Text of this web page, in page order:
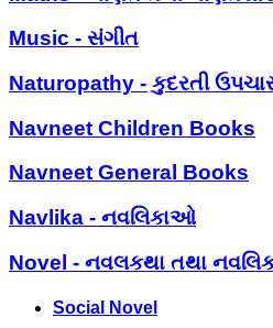
Music - સંગીત
Naturopathy - કુદરતી
Navneet Children Books
Navneet General Books
Navlika - નવલિકાઓ
Novel - નવલકથા તથા
Social Novel